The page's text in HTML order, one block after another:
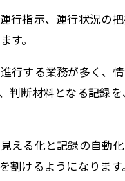
行指示、運行状況の
す。
行する業務が多く、
判断材料となる記録
える化と記録の自動
けるようになります。